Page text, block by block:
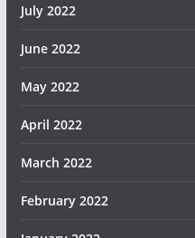
July 2022
June 2022
May 2022
April 2022
March 2022
February 2022